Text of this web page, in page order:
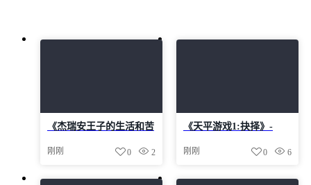
《杰瑞安王子的生活和苦
Suffering of Prince
刚刚 2
0
《天平游戏1:抉择》-
装-简中23.7GB
刚刚 6
0
文